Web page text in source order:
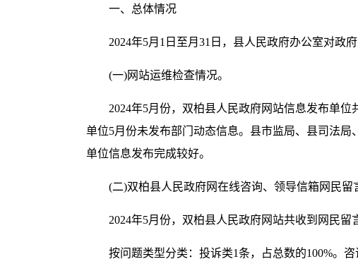
一、总体情况
2024年5月1日至月31日，县人民政府办公室对政
(一)网站运维检查情况。
2024年5月份，双柏县人民政府网站信息发布单
单位5月份未发布部门动态信息。县市监局、县司法
单位信息发布完成较好。
(二)双柏县人民政府网在线咨询、领导信箱网民留
2024年5月份，双柏县人民政府网站共收到网民留
按问题类型分类：投诉类1条，占总数的100%。